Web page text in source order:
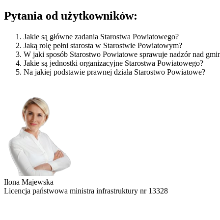
Pytania od użytkowników:
Jakie są główne zadania Starostwa Powiatowego?
Jaką rolę pełni starosta w Starostwie Powiatowym?
W jaki sposób Starostwo Powiatowe sprawuje nadzór nad
Jakie są jednostki organizacyjne Starostwa Powiatowego?
Na jakiej podstawie prawnej działa Starostwo Powiatowe?
Ilona Majewska
Licencja państwowa ministra infrastruktury nr 13328